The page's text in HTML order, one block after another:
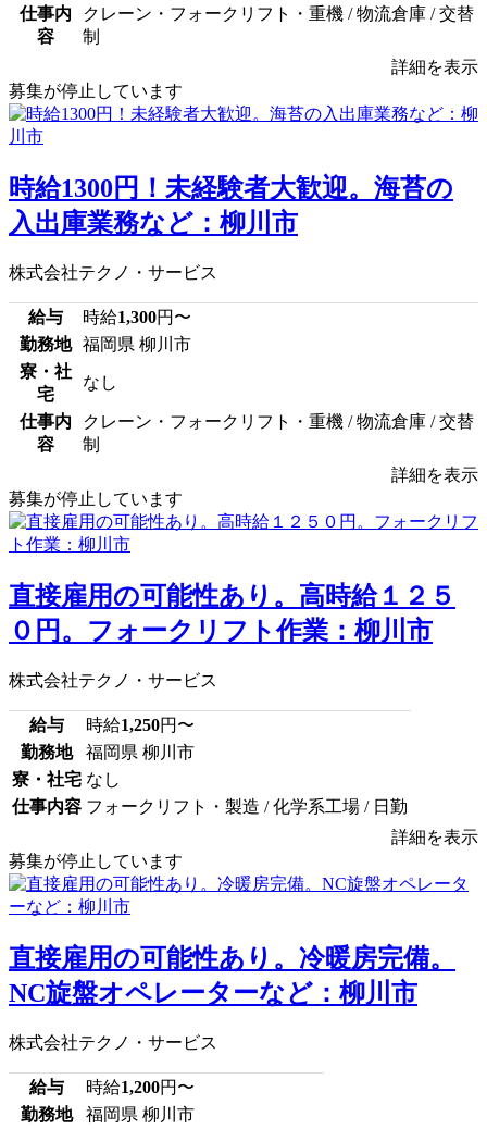
仕事内
容
クレーン・フォークリフト・重機 / 物流倉庫 / 交替
制
詳細を表示
募集が停止しています
時給1300円！未経験者大歓迎。海苔の
入出庫業務など：柳川市
株式会社テクノ・サービス
給与 時給1,300円〜
勤務地
福岡県 柳川市
寮・社
宅
なし
仕事内
容
クレーン・フォークリフト・重機 / 物流倉庫 / 交替
制
詳細を表示
募集が停止しています
直接雇用の可能性あり。高時給１２５
０円。フォークリフト作業：柳川市
株式会社テクノ・サービス
給与 時給1,250円〜
勤務地
福岡県 柳川市
寮・社宅 なし
仕事内容 フォークリフト・製造 / 化学系工場 / 日勤
詳細を表示
募集が停止しています
直接雇用の可能性あり。冷暖房完備。
NC旋盤オペレーターなど：柳川市
株式会社テクノ・サービス
給与 時給1,200円〜
勤務地
福岡県 柳川市